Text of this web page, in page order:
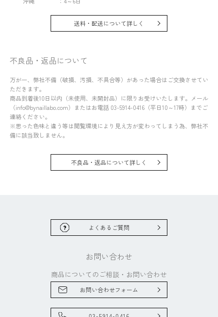
送料・配送について詳しく
不良品・返品について
万が一、弊社不備（破損、汚損、不具合等）があった場合はご交換させてい
ただきます。
商品到着後10日以内（未使用、未開封品）に限りお受けいたします。メール
（info@bynaillabo.com）またはお電話 03-5914-0416（平日10～17時）までご
連絡ください。
※思った色味と違う等は閲覧環境により見え方が変わってしまう為、弊社不
備に該当致しません。
不良品・返品について詳しく
よくあるご質問
お問い合わせ
商品についてのご相談・ お問い合わせ
お問い合わせフォーム